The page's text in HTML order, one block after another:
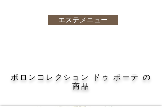
エステメニュー
ポロンコレクション ドゥ ボーテ の
商品